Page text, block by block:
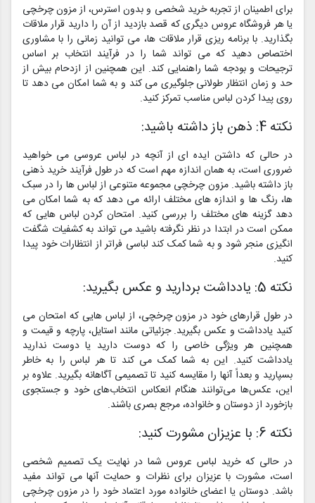
برای اطمینان از تجربه خرید شخصی و بدون استرس، از مزون چرخچی
یا هر فروشگاه عروس دیگری که قصد بازدید از آن را دارید قرار ملاقات
بگذارید. با برنامه ریزی قرار ملاقات ها، می توانید زمانی را با مشاوری
اختصاص دهید که می تواند شما را در فرآیند انتخاب بر اساس
ترجیحات و بودجه شما راهنمایی کند. این همچنین از ازدحام بیش از
حد و زمان انتظار طولانی جلوگیری می کند و به شما امکان می دهد تا
روی پیدا کردن لباس مناسب تمرکز کنید.
نکته 4: ذهن باز داشته باشید:
در حالی که داشتن ایده ای از آنچه در لباس عروسی می خواهید
ضروری است، به همان اندازه مهم است که در طول فرآیند خرید ذهنی
باز داشته باشید. مزون چرخچی مجموعه متنوعی از لباس ها را در سبک
ها، رنگ ها و اندازه های مختلف ارائه می دهد که به شما امکان می
دهد گزینه های مختلف را بررسی کنید. امتحان کردن لباس هایی که
ممکن است در ابتدا در نظر نگرفته باشید می تواند به کشفیات شگفت
انگیزی منجر شود و به شما کمک کند لباسی فراتر از انتظارات خود پیدا
کنید.
نکته 5: یادداشت بردارید و عکس بگیرید:
در طول قرارهای خود در مزون چرخچی، از لباس هایی که امتحان می
کنید یادداشت و عکس بگیرید. جزئیاتی مانند استایل، پارچه و قیمت و
همچنین هر ویژگی خاصی را که دوست دارید یا دوست ندارید
یادداشت کنید. این به شما کمک می کند تا هر لباس را به خاطر
بسپارید و بعداً آنها را مقایسه کنید تا تصمیمی آگاهانه بگیرید. علاوه بر
این، عکس‌ها می‌توانند هنگام انعکاس انتخاب‌های خود و جستجوی
بازخورد از دوستان و خانواده، مرجع بصری باشند.
نکته 6: با عزیزان مشورت کنید:
در حالی که خرید لباس عروس شما در نهایت یک تصمیم شخصی
است، مشورت با عزیزان برای نظرات و حمایت آنها می تواند مفید
باشد. دوستان یا اعضای خانواده مورد اعتماد خود را در مزون چرخچی